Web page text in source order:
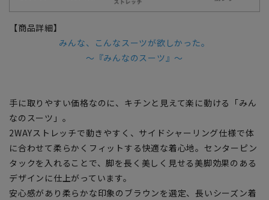
【商品詳細】
みんな、こんなスーツが欲しかった。
～『みんなのスーツ』～
手に取りやすい価格なのに、キチンと見えて楽に動ける「みん
なのスーツ」。
2WAYストレッチで動きやすく、サイドシャーリング仕様で体
に合わせて柔らかくフィットする快適な着心地。センターピン
タックを入れることで、脚を長く美しく見せる美脚効果のある
デザインに仕上がっています。
安心感があり柔らかな印象のブラウンを選定、長いシーズン着